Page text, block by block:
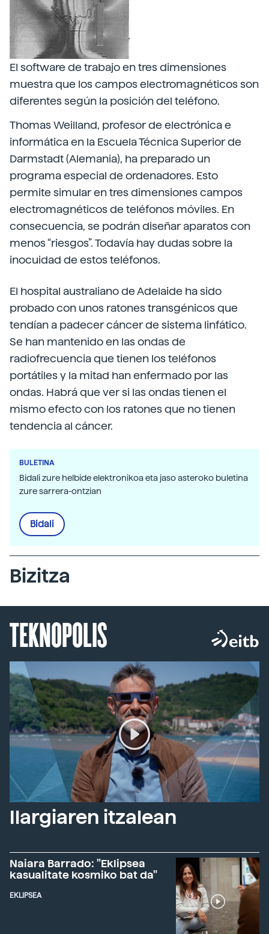
El software de trabajo en tres dimensiones
muestra que los campos electromagnéticos son
diferentes según la posición del teléfono.
Thomas Weilland, profesor de electrónica e
informática en la Escuela Técnica Superior de
Darmstadt (Alemania), ha preparado un
programa especial de ordenadores. Esto
permite simular en tres dimensiones campos
electromagnéticos de teléfonos móviles. En
consecuencia, se podrán diseñar aparatos con
menos “riesgos”. Todavía hay dudas sobre la
inocuidad de estos teléfonos.
El hospital australiano de Adelaide ha sido
probado con unos ratones transgénicos que
tendían a padecer cáncer de sistema linfático.
Se han mantenido en las ondas de
radiofrecuencia que tienen los teléfonos
portátiles y la mitad han enfermado por las
ondas. Habrá que ver si las ondas tienen el
mismo efecto con los ratones que no tienen
tendencia al cáncer.
BULETINA
Bidali zure helbide elektronikoa eta jaso asteroko buletina
zure sarrera-ontzian
Bidali
Bizitza
TEKNOPOLIS
Ilargiaren itzalean
Naiara Barrado: "Eklipsea
kasualitate kosmiko bat da"
EKLIPSEA